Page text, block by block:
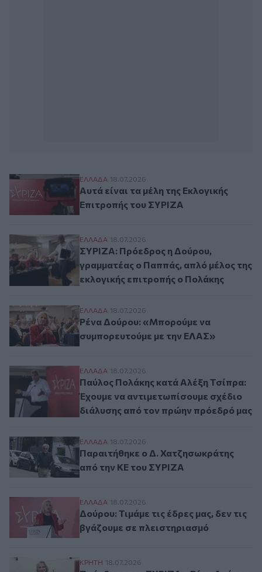
Αυτά είναι τα μέλη της Εκλογικής
ΕΛΛAΔΑ 18.07.2026
Αυτά είναι τα μέλη της Εκλογικής
Επιτροπής του ΣΥΡΙΖΑ
ΣΥΡΙΖΑ: Πρόεδρος η Δούρου,
ΕΛΛAΔΑ 18.07.2026
ΣΥΡΙΖΑ: Πρόεδρος η Δούρου,
γραμματέας ο Παππάς, απλό μέλος της
εκλογικής επιτροπής ο Πολάκης
Ρένα Δούρου: «Μπορούμε να
ΕΛΛAΔΑ 18.07.2026
Ρένα Δούρου: «Μπορούμε να
συμπορευτούμε με την ΕΛΑΣ»
Παύλος Πολάκης κατά Αλέξη Τσίπρα:
ΕΛΛAΔΑ 18.07.2026
Παύλος Πολάκης κατά Αλέξη Τσίπρα:
Έχουμε να αντιμετωπίσουμε σχέδιο
διάλυσης από τον πρώην πρόεδρό μας
Παραιτήθηκε ο Δ. Χατζησωκράτης από
ΕΛΛAΔΑ 18.07.2026
Παραιτήθηκε ο Δ. Χατζησωκράτης
από την ΚΕ του ΣΥΡΙΖΑ
Δούρου: Τιμάμε τις έδρες μας, δεν τις
ΕΛΛAΔΑ 18.07.2026
Δούρου: Τιμάμε τις έδρες μας, δεν τις
βγάζουμε σε πλειστηριασμό
Πρόεδρος του ΣΥΡΙΖΑ η Ρένα Δούρου με
ΚΡΗΤΗ 18.07.2026